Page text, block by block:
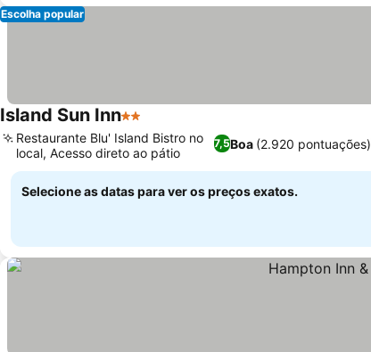
Escolha popular
Island Sun Inn2 Estrelas
7,5Boa (2.920 pontuações)
Restaurante Blu' Island Bistro no
local, Acesso direto ao pátio
Selecione as datas para ver os preços exatos.